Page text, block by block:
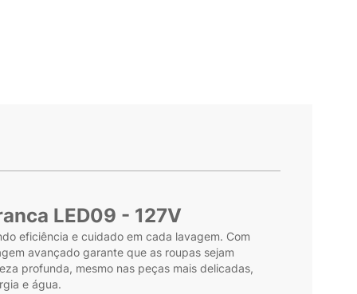
LED09 - 127V
eficiência e cuidado em cada lavagem. Com
avançado garante que as roupas sejam
profunda, mesmo nas peças mais delicadas,
e água.